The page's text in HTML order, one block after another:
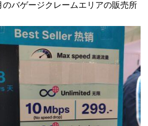
のバゲージクレームエリアの販売所